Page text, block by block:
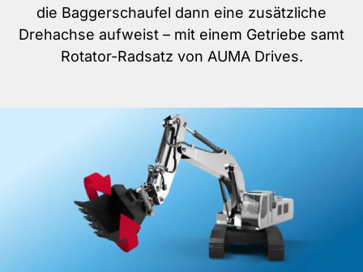
die Baggerschaufel dann eine zusätzliche
Drehachse aufweist – mit einem Getriebe samt
Rotator-Radsatz von AUMA Drives.